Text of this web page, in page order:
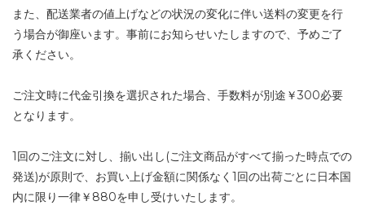
また、配送業者の値上げなどの状況の変化に伴い送料の変更を行
う場合が御座います。事前にお知らせいたしますので、予めご了
承ください。
ご注文時に代金引換を選択された場合、手数料が別途￥300必要
となります。
1回のご注文に対し、揃い出し(ご注文商品がすべて揃った時点での
発送)が原則で、お買い上げ金額に関係なく1回の出荷ごとに日本国
内に限り一律￥880を申し受けいたします。